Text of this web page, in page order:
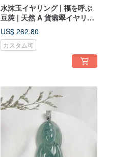
水沫玉イヤリング | 福を呼ぶ
豆莢 | 天然 A 貨翡翠イヤリン
グ
US$ 262.80
カスタム可